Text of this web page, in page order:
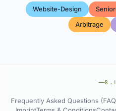
Website-Design
Arbitrage
Frequently Asked Questions